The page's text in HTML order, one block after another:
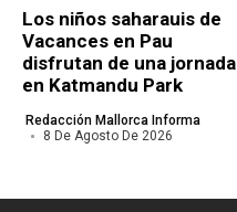
Los niños saharauis de
Vacances en Pau
disfrutan de una jornada
en Katmandu Park
Redacción Mallorca Informa
8 De Agosto De 2026